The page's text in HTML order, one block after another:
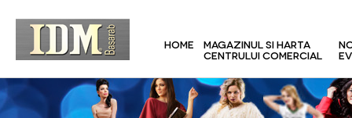
HOME
MAGAZINUL SI HARTA
CENTRULUI COMERCIAL